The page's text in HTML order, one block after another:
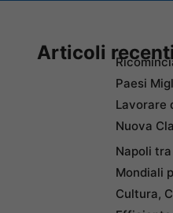
Articoli recenti
Paesi
Lavorare
Nuova
Napoli
Mondiali
Cultura,